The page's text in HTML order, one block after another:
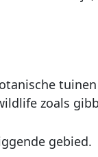
zoals
gebied.